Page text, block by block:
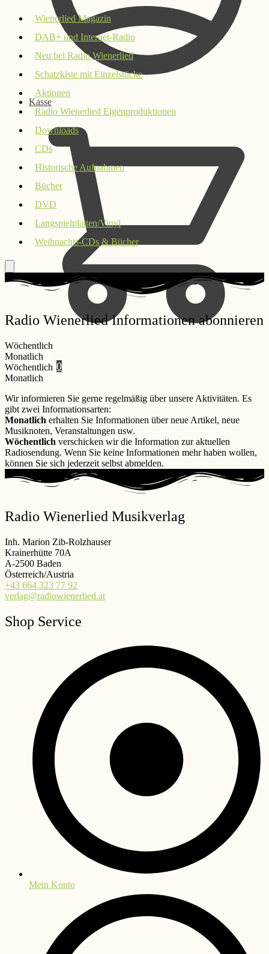
Kasse
0,00€ 0
Wienerlied Magazin
DAB+ und Internet-Radio
Neu bei Radio Wienerlied
Schatzkiste mit Einzelstücke
Aktionen
Radio Wienerlied Eigenproduktionen
Downloads
CDs
Historische Aufnahmen
Bücher
DVD
Langspielplatten/Vinyl
Weihnachts-CDs & Bücher
Radio Wienerlied Informationen abonnieren
Wöchentlich
Monatlich
Wöchentlich
Monatlich
Wir informieren Sie gerne regelmäßig über unsere Aktivitäten. Es
gibt zwei Informationsarten:
Monatlich erhalten Sie Informationen über neue Artikel, neue
Musiknoten, Veranstaltungen usw.
Wöchentlich verschicken wir die Information zur aktuellen
Radiosendung. Wenn Sie keine Informationen mehr haben wollen,
können Sie sich jederzeit selbst abmelden.
Radio Wienerlied Musikverlag
Inh. Marion Zib-Rolzhauser
Krainerhütte 70A
A-2500 Baden
Österreich/Austria
+43 664 323 77 92
verlag@radiowienerlied.at
Shop Service
Mein Konto